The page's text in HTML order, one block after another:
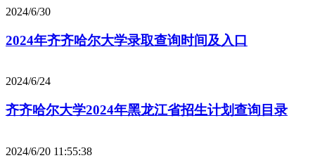
2024/6/30
2024年齐齐哈尔大学录取查询时间及入口
2024/6/24
齐齐哈尔大学2024年黑龙江省招生计划查询目录
2024/6/20 11:55:38